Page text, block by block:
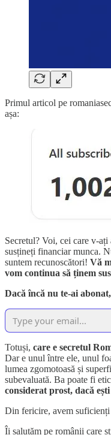
Primul articol pe
așa:
Secretul? Voi, cei care v-ați
susțineți financiar munca.
suntem recunoscători! Vă
vom continua să ținem
Dacă încă nu te-ai
Totuși, care e secretul
Dar e unul între ele, unul
lumea zgomotoasă și
subevaluată. Ba poate fi
considerat prost, dacă
Din fericire, avem suficienți
Îi salutăm pe românii care